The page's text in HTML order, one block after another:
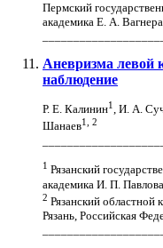
Пермский
академика Е. А.
Аневризма левой
наблюдение
Р. Е. Калинин1, И. А.
Шанаев1, 2
1 Рязанский
академика И. П.
2 Рязанский областной
Рязань, Российская